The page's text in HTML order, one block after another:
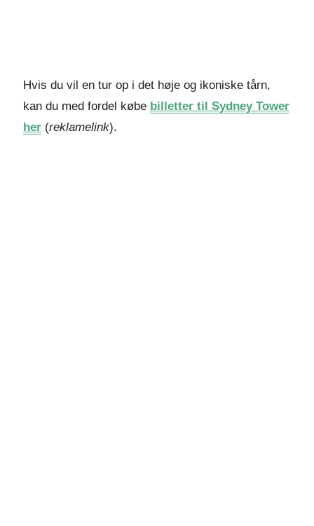
Hvis du vil en tur op i det høje og ikoniske tårn,
kan du med fordel købe billetter til Sydney Tower
her (reklamelink).